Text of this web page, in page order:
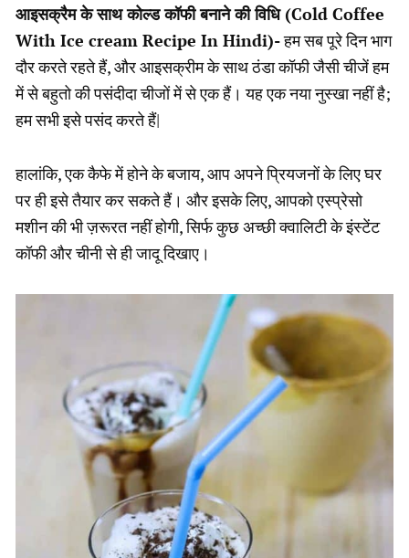
आइसक्रैम के साथ कोल्ड कॉफी बनाने की विधि (Cold Coffee
With Ice cream Recipe In Hindi)-हम सब पूरे दिन भाग
दौर करते रहते हैं, और आइसक्रीम के साथ ठंडा कॉफी जैसी चीजें हम
में से बहुतो की पसंदीदा चीजों में से एक हैं। यह एक नया नुस्खा नहीं है;
हम सभी इसे पसंद करते हैं|
हालांकि, एक कैफे में होने के बजाय, आप अपने प्रियजनों के लिए घर
पर ही इसे तैयार कर सकते हैं। और इसके लिए, आपको एस्प्रेसो
मशीन की भी ज़रूरत नहीं होगी, सिर्फ कुछ अच्छी क्वालिटी के इंस्टेंट
कॉफी और चीनी से ही जादू दिखाए।